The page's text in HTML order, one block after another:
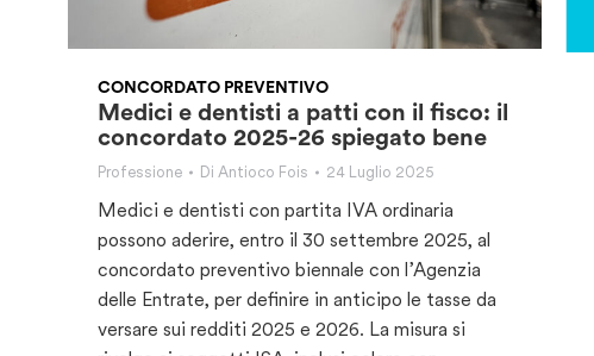
CONCORDATO PREVENTIVO
Medici e dentisti a patti con il fisco: il
concordato 2025-26 spiegato bene
Professione Di Antioco Fois 24 Luglio 2025
Medici e dentisti con partita IVA ordinaria
possono aderire, entro il 30 settembre 2025, al
concordato preventivo biennale con l’Agenzia
delle Entrate, per definire in anticipo le tasse da
versare sui redditi 2025 e 2026. La misura si